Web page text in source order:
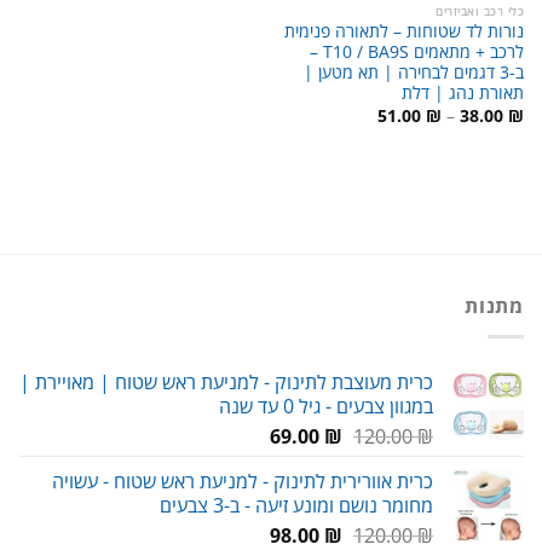
כלי רכב ואביזרים
נורות לד שטוחות – לתאורה פנימית
לרכב + מתאמים T10 / BA9S –
ב-3 דגמים לבחירה | תא מטען |
תאורת נהג | דלת
38.00 ₪
–
51.00 ₪ טווח
מחירים:
מתנות
כרית מעוצבת לתינוק - למניעת ראש שטוח | מאויירת |
במגוון צבעים - גיל 0 עד שנה
120.00₪
המחיר
היה:
120.00 ₪.
69.00 ₪
המחיר
הוא:
69.00 ₪.
כרית אוורירית לתינוק - למניעת ראש שטוח - עשויה
מחומר נושם ומונע זיעה - ב-3 צבעים
120.00₪
המחיר98.00 ₪
המחיר